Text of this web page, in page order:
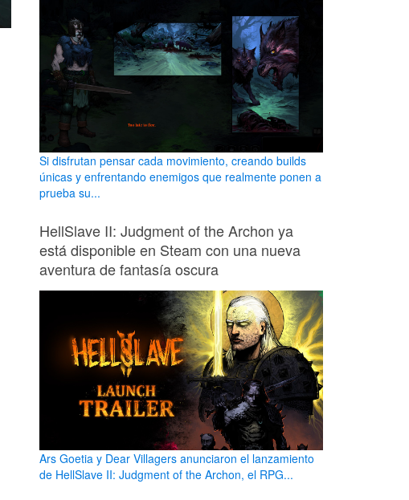
Si disfrutan pensar cada movimiento, creando builds
únicas y enfrentando enemigos que realmente ponen a
prueba su...
HellSlave II: Judgment of the Archon ya
está disponible en Steam con una nueva
aventura de fantasía oscura
Ars Goetia y Dear Villagers anunciaron el lanzamiento
de HellSlave II: Judgment of the Archon, el RPG...